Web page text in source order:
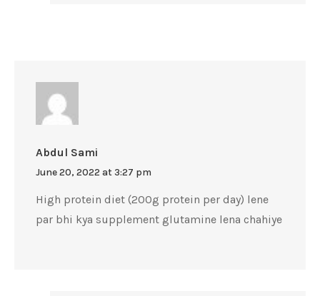
Abdul Sami
June 20, 2022 at 3:27 pm
High protein diet (200g protein per day) lene
par bhi kya supplement glutamine lena chahiye